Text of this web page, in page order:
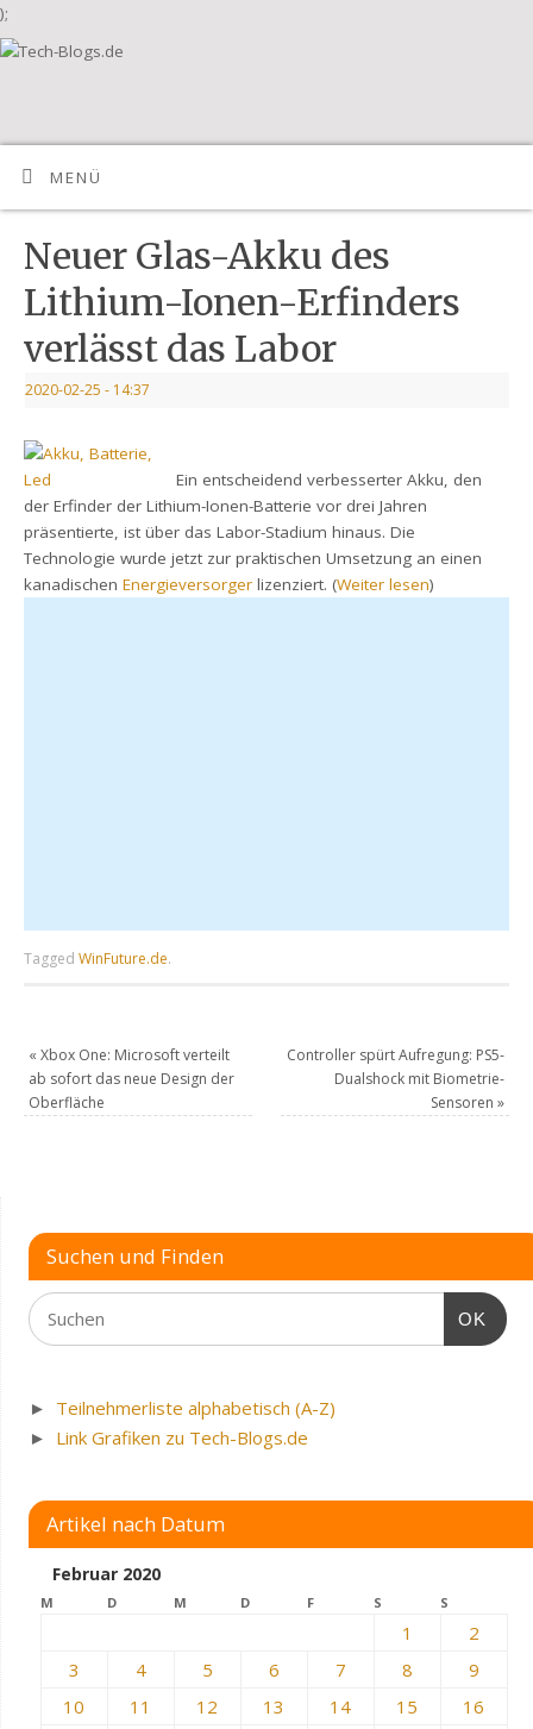
);
MENÜ
Neuer Glas-Akku des
Lithium-Ionen-Erfinders
verlässt das Labor
2020-02-25 - 14:37
Ein entscheidend verbesserter Akku, den
der Erfinder der Lithium-Ionen-Batterie vor drei Jahren
präsentierte, ist über das Labor-Stadium hinaus. Die
Technologie wurde jetzt zur praktischen Umsetzung an einen
kanadischenEnergieversorger lizenziert. (Weiter lesen)
TaggedWinFuture.de.
« Xbox One: Microsoft verteilt
ab sofort das neue Design der
Oberfläche
Controller spürt Aufregung: PS5-
Dualshock mit Biometrie-
Sensoren »
Suchen und Finden
OK
► Teilnehmerliste alphabetisch (A-Z)
► Link Grafiken zu Tech-Blogs.de
Artikel nach Datum
Februar 2020
M D M D F S S
1
2
3
4 5 6 7 8
9
10
11 12 13 14 15
16